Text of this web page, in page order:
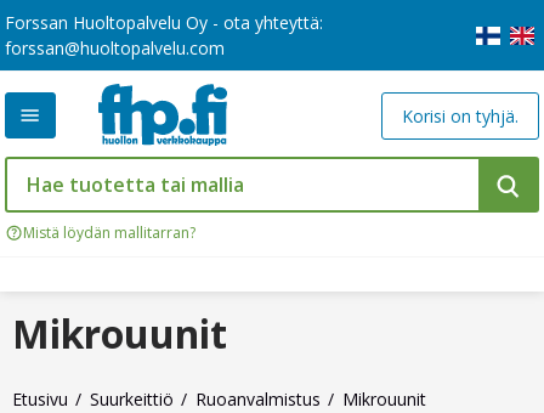
Forssan Huoltopalvelu Oy - ota yhteyttä:
forssan@huoltopalvelu.com
Mistä löydän mallitarran?
Korisi on tyhjä.
Etusivu Suurkeittiö Ruoanvalmistus Mikrouunit
Mikrouunit